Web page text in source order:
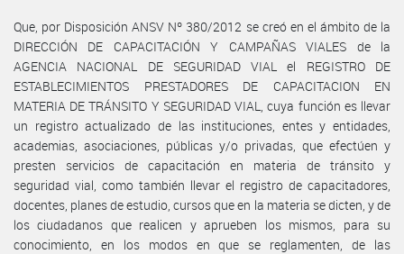
Que, por Disposición ANSV Nº 380/2012 se creó en el ámbito de la
DIRECCIÓN DE CAPACITACIÓN Y CAMPAÑAS VIALES de la
AGENCIA NACIONAL DE SEGURIDAD VIAL el REGISTRO DE
ESTABLECIMIENTOS PRESTADORES DE CAPACITACION EN
MATERIA DE TRÁNSITO Y SEGURIDAD VIAL, cuya función es llevar
un registro actualizado de las instituciones, entes y entidades,
academias, asociaciones, públicas y/o privadas, que efectúen y
presten servicios de capacitación en materia de tránsito y
seguridad vial, como también llevar el registro de capacitadores,
docentes, planes de estudio, cursos que en la materia se dicten, y de
los ciudadanos que realicen y aprueben los mismos, para su
conocimiento, en los modos en que se reglamenten, de las